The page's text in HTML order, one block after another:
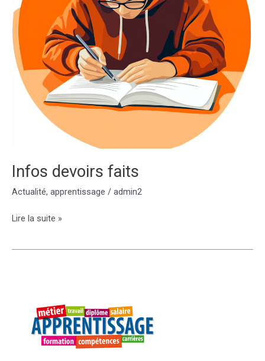
Infos devoirs faits
Actualité, apprentissage / admin2
Infos
Lire la suite »